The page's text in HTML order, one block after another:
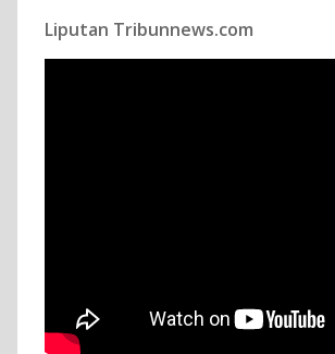
Liputan Tribunnews.com